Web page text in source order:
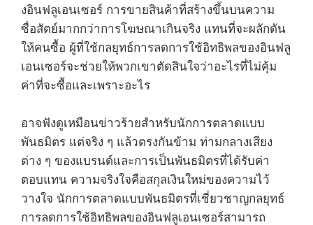
งอินฟลูเอนเซอร์ การขายสินค้าที่สร้างขึ้นบนความ
ซื่อสัตย์มากกว่าการโฆษณาเกินจริง แทนที่จะผลักดัน
ให้คนซื้อ ผู้ที่ใช้กลยุทธ์การลดการใช้อิทธิพลของอินฟลู
เอนเซอร์จะช่วยให้พวกเขาตัดสินใจว่าอะไรที่ไม่คุ้ม
ค่าที่จะซื้อและเพราะอะไร
อาจฟังดูเหมือนข่าวร้ายสำหรับนักการตลาดแบบ
พันธมิตร แต่จริง ๆ แล้วตรงกันข้าม ท่ามกลางเสียง
ต่าง ๆ ของแบรนด์และการเป็นพันธมิตรที่ได้รับค่า
ตอบแทน ความจริงใจคือสกุลเงินใหม่ของความไว้
วางใจ นักการตลาดแบบพันธมิตรที่เชี่ยวชาญกลยุทธ์
การลดการใช้อิทธิพลของอินฟลูเอนเซอร์สามารถ